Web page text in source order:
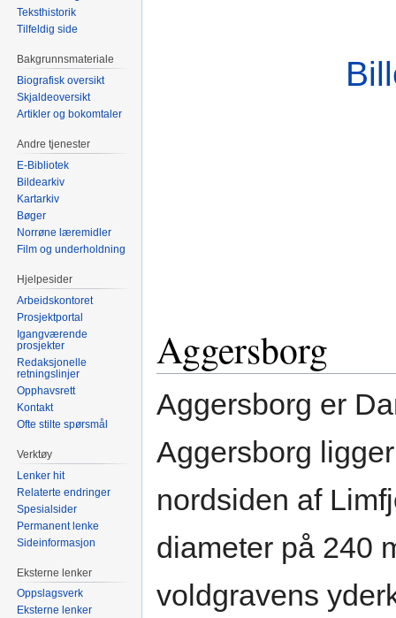
Aggersborg
Aggersborg er
Aggersborg
nordsiden af
diameter på 240
voldgravens
Teksthistorik
Tilfeldig side
Bakgrunnsmateriale
Biografisk oversikt
Skjaldeoversikt
Artikler og bokomtaler
Andre tjenester
E-Bibliotek
Bildearkiv
Kartarkiv
Bøger
Norrøne læremidler
Film og underholdning
Hjelpesider
Arbeidskontoret
Prosjektportal
Igangværende
prosjekter
Redaksjonelle
retningslinjer
Opphavsrett
Kontakt
Ofte stilte spørsmål
Verktøy
Lenker hit
Relaterte endringer
Spesialsider
Permanent lenke
Sideinformasjon
Eksterne lenker
Oppslagsverk
Eksterne lenker